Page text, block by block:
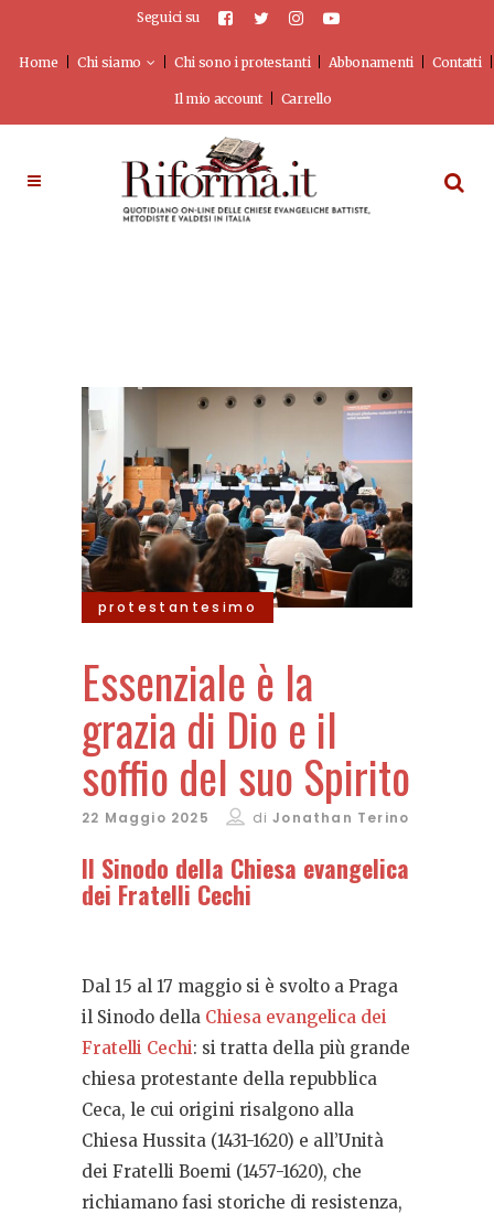
Seguici su
Home Chi siamo Chi sono i protestanti Abbonamenti Contatti
Il mio account Carrello
protestantesimo
Essenziale è la
grazia di Dio e il
soffio del suo Spirito
22 Maggio 2025 di Jonathan Terino
Il Sinodo della Chiesa evangelica
dei Fratelli Cechi
Dal 15 al 17 maggio si è svolto a Praga
il Sinodo della Chiesa evangelica dei
Fratelli Cechi: si tratta della più grande
chiesa protestante della repubblica
Ceca, le cui origini risalgono alla
Chiesa Hussita (1431-1620) e all’Unità
dei Fratelli Boemi (1457-1620), che
richiamano fasi storiche di resistenza,